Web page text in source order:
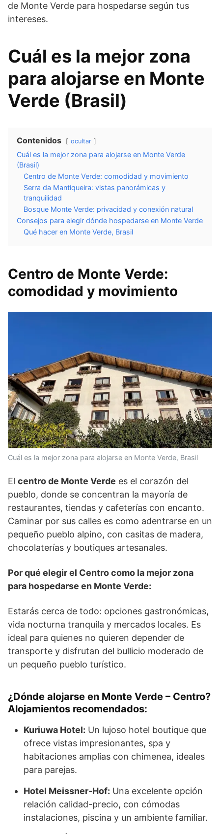
de Monte Verde para hospedarse según tus
intereses.
Cuál es la mejor zona
para alojarse en Monte
Verde (Brasil)
Contenidos ocultar
Cuál es la mejor zona para alojarse en Monte Verde
(Brasil)
Centro de Monte Verde: comodidad y movimiento
Serra da Mantiqueira: vistas panorámicas y
tranquilidad
Bosque Monte Verde: privacidad y conexión natural
Consejos para elegir dónde hospedarse en Monte Verde
Qué hacer en Monte Verde, Brasil
Centro de Monte Verde:
comodidad y movimiento
Cuál es la mejor zona para alojarse en Monte Verde, Brasil
El centro de Monte Verde es el corazón del
pueblo, donde se concentran la mayoría de
restaurantes, tiendas y cafeterías con encanto.
Caminar por sus calles es como adentrarse en un
pequeño pueblo alpino, con casitas de madera,
chocolaterías y boutiques artesanales.
Por qué elegir el Centro como la mejor zona
para hospedarse en Monte Verde:
Estarás cerca de todo: opciones gastronómicas,
vida nocturna tranquila y mercados locales. Es
ideal para quienes no quieren depender de
transporte y disfrutan del bullicio moderado de
un pequeño pueblo turístico.
¿Dónde alojarse en Monte Verde – Centro?
Alojamientos recomendados:
Kuriuwa Hotel: Un lujoso hotel boutique que
ofrece vistas impresionantes, spa y
habitaciones amplias con chimenea, ideales
para parejas.
Hotel Meissner-Hof: Una excelente opción
relación calidad-precio, con cómodas
instalaciones, piscina y un ambiente familiar.